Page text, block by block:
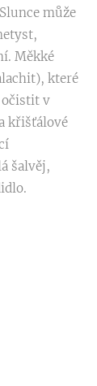
může
Měkké
které
očistit v
křišťálové
šalvěj,